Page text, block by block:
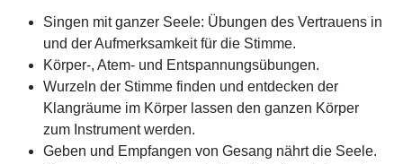
Singen mit ganzer Seele: Übungen des Vertrauens in
und der Aufmerksamkeit für die Stimme.
Körper-, Atem- und Entspannungsübungen.
Wurzeln der Stimme finden und entdecken der
Klangräume im Körper lassen den ganzen Körper
zum Instrument werden.
Geben und Empfangen von Gesang nährt die Seele.